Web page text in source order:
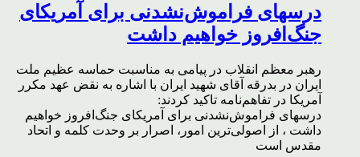
درسهای فراموش‌نشدنی برای آمریکای
جنگ‌افروز خواهیم داشت
رهبر معظم انقلاب در پیامی به مناسبت حماسه عظیم ملت
ایران در بدرقه آقای شهید ایران با اشاره به نقض عهد مکرر
آمریکا در تفاهم‌نامه تاکید کردند:
درسهای فراموش‌نشدنی برای آمریکای جنگ‌افروز خواهیم
داشت ، از اصولی‌ترین امور، اصرار بر وحدت کلمه و اتحاد
مقدس است